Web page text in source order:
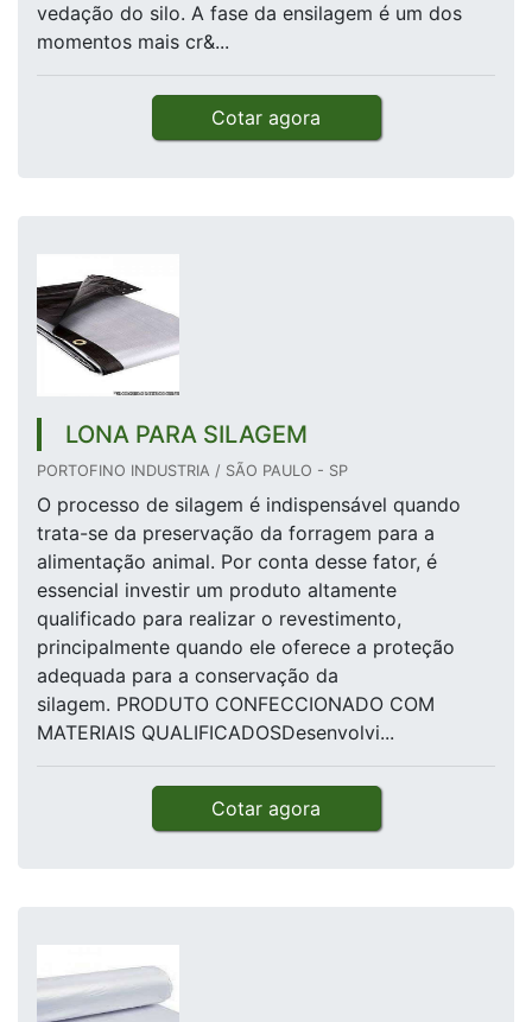
vedação do silo. A fase da ensilagem é um dos
momentos mais cr&...
Cotar agora
LONA PARA SILAGEM
PORTOFINO INDUSTRIA / SÃO PAULO - SP
O processo de silagem é indispensável quando
trata-se da preservação da forragem para a
alimentação animal. Por conta desse fator, é
essencial investir um produto altamente
qualificado para realizar o revestimento,
principalmente quando ele oferece a proteção
adequada para a conservação da
silagem. PRODUTO CONFECCIONADO COM
MATERIAIS QUALIFICADOSDesenvolvi...
Cotar agora